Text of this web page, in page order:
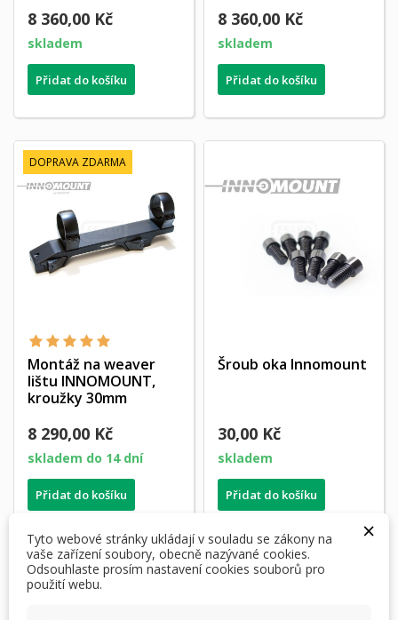
8 360,00 Kč
skladem
Přidat do košíku
8 360,00 Kč
skladem
Přidat do košíku
DOPRAVA ZDARMA
Montáž na weaver
lištu INNOMOUNT,
kroužky 30mm
8 290,00 Kč
skladem do 14 dní
Přidat do košíku
Šroub oka Innomount
30,00 Kč
skladem
Přidat do košíku
DOPRAVA ZDARMA DOPRAVA ZDARMA
×
Tyto webové stránky ukládají v souladu se zákony na
vaše zařízení soubory, obecně nazývané cookies.
Odsouhlaste prosím nastavení cookies souborů pro
použití webu.